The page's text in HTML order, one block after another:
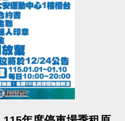
租用抽籤辦法），不符規定